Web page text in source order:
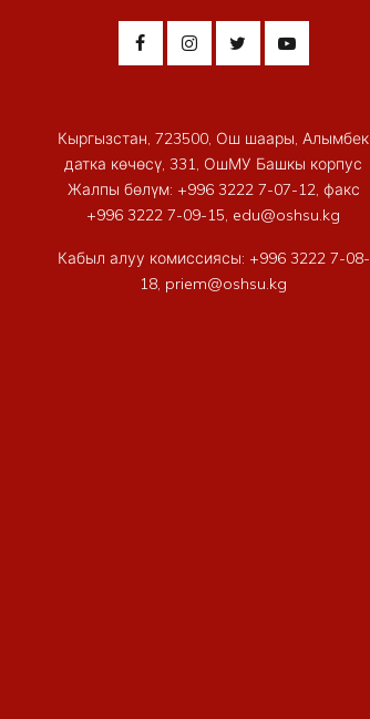
Кыргызстан, 723500, Ош шаары, Алымбек
датка көчөсү, 331, ОшМУ Башкы корпус
Жалпы бөлүм: +996 3222 7-07-12, факс
+996 3222 7-09-15, edu@oshsu.kg
Кабыл алуу комиссиясы: +996 3222 7-08-
18, priem@oshsu.kg